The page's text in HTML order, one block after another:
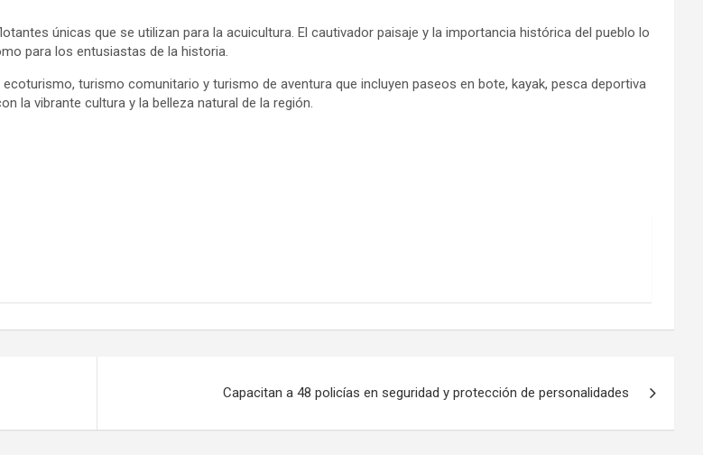
únicas que se utilizan para la acuicultura. El cautivador paisaje y la importancia histórica del pueblo lo
para los entusiastas de la historia.
turismo comunitario y turismo de aventura que incluyen paseos en bote, kayak, pesca deportiva
la vibrante cultura y la belleza natural de la región.
Capacitan a 48 policías en seguridad y protección de personalidades